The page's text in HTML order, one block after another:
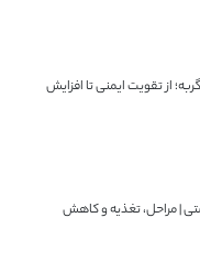
از تقویت ایمنی تا افزایش
| مراحل، تغذیه و کاهش